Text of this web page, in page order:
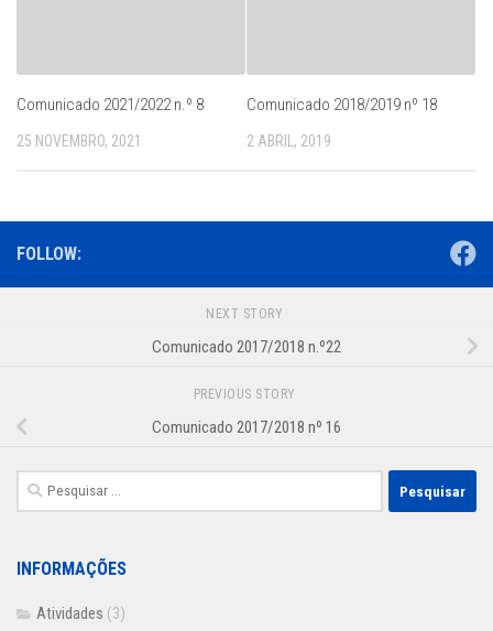
Comunicado 2021/2022 n.º 8
25 NOVEMBRO, 2021
Comunicado 2018/2019 nº 18
2 ABRIL, 2019
FOLLOW:
NEXT STORY
Comunicado 2017/2018 n.º22
PREVIOUS STORY
Comunicado 2017/2018 nº 16
Pesquisar
por:
INFORMAÇÕES
Atividades (3)